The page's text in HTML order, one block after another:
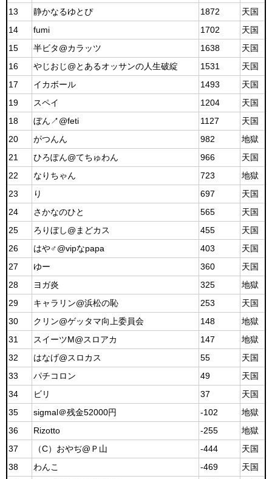
13
静かなるゆとぴ 1872
天国
14
fumi 1702
天国
15
半ビタ@カラッツ 1638
天国
16
やじおじ@とあるオッサンの人生破綻 1531
天国
17
イカボール 1493
天国
19
スペイ 1204
天国
18
ぼん↗@feti 1127
天国
20
がつんん 982
地獄
21
ひろぽん@てちゅわん 966
天国
22
なりちゃん 723
地獄
23
り 697
天国
24
さかなのひと 565
天国
25
ろりぼし@まどカス 455
天国
26
はや♂@vipなpapa 403
天国
27
ゆー 360
天国
28
ヨガ炎 325
地獄
29
キャラリン@浜松の恥 253
天国
30
クリン@ゲッタマ向上委員会 148
地獄
31
スイーツM@スロアカ 147
地獄
32
はなげ@スロカス 55
天国
33
パチコロン 49
天国
34
ビリ 37
天国
35
sigmal＠残金52000円 -102
地獄
36
Rizotto -255
地獄
37
（C）おやぢ@Ｐ山 -444
天国
38
わんこ -469
天国